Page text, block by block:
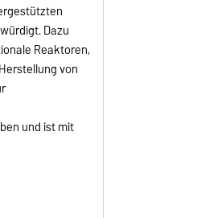
Dazu
Reaktoren,
von
und ist mit